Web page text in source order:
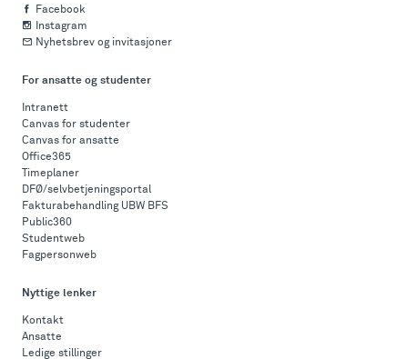
Facebook
Instagram
Nyhetsbrev og invitasjoner
For ansatte og studenter
Intranett
Canvas for studenter
Canvas for ansatte
Office365
Timeplaner
DFØ/selvbetjeningsportal
Fakturabehandling UBW BFS
Public360
Studentweb
Fagpersonweb
Nyttige lenker
Kontakt
Ansatte
Ledige stillinger